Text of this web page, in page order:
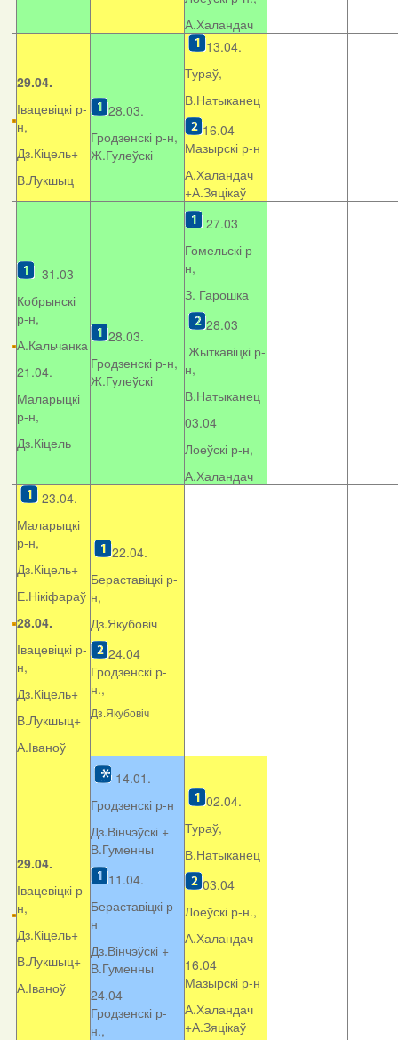
А.Халандач
29.04.
Івацевіцкі р-
н,
Дз.Кіцель+
В.Лукшыц
28.03.
Гродзенскі р-н,
Ж.Гулеўскі
13.04.
Тураў,
В.Натыканец
16.04
Мазырскі р-н
А.Халандач
+А.Зяцікаў
31.03
Кобрынскі
р-н,
А.Кальчанка
21.04.
Маларыцкі
р-н,
Дз.Кіцель
28.03.
Гродзенскі р-н,
Ж.Гулеўскі
27.03
Гомельскі р-
н,
З. Гарошка
28.03
Жыткавіцкі р-
н,
В.Натыканец
03.04
Лоеўскі р-н,
А.Халандач
23.04.
Маларыцкі
р-н,
Дз.Кіцель+
Е.Нікіфараў
28.04.
Івацевіцкі р-
н,
Дз.Кіцель+
В.Лукшыц+
А.Іваноў
22.04.
Бераставіцкі р-
н,
Дз.Якубовіч
24.04
Гродзенскі р-
н.,
Дз.Якубовіч
29.04.
Івацевіцкі р-
н,
Дз.Кіцель+
В.Лукшыц+
А.Іваноў
14.01.
Гродзенскі р-н
Дз.Вінчэўскі +
В.Гуменны
11.04.
Бераставіцкі р-
н
Дз.Вінчэўскі +
В.Гуменны
24.04
Гродзенскі р-
н.,
02.04.
Тураў,
В.Натыканец
03.04
Лоеўскі р-н.,
А.Халандач
16.04
Мазырскі р-н
А.Халандач
+А.Зяцікаў